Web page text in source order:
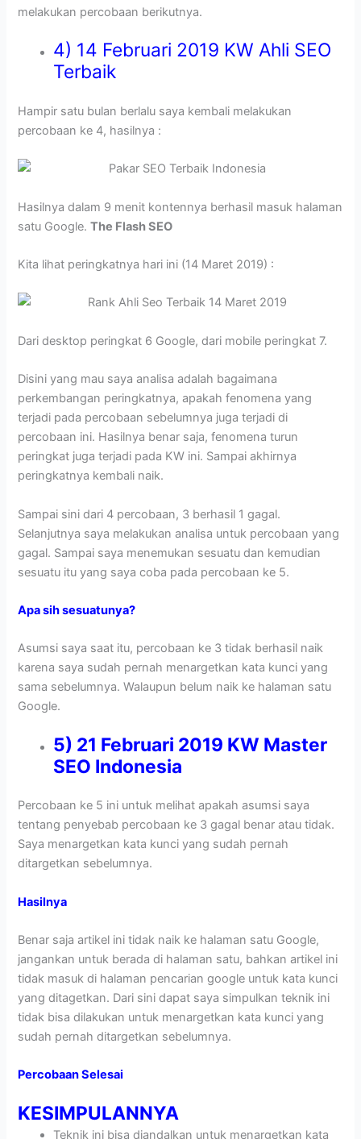
melakukan percobaan berikutnya.
4) 14 Februari 2019 KW Ahli SEO
Terbaik
Hampir satu bulan berlalu saya kembali melakukan
percobaan ke 4, hasilnya :
Hasilnya dalam 9 menit kontennya berhasil masuk halaman
satu Google.The Flash SEO
Kita lihat peringkatnya hari ini (14 Maret 2019) :
Dari desktop peringkat 6 Google, dari mobile peringkat 7.
Disini yang mau saya analisa adalah bagaimana
perkembangan peringkatnya, apakah fenomena yang
terjadi pada percobaan sebelumnya juga terjadi di
percobaan ini. Hasilnya benar saja, fenomena turun
peringkat juga terjadi pada KW ini. Sampai akhirnya
peringkatnya kembali naik.
Sampai sini dari 4 percobaan, 3 berhasil 1 gagal.
Selanjutnya saya melakukan analisa untuk percobaan yang
gagal. Sampai saya menemukan sesuatu dan kemudian
sesuatu itu yang saya coba pada percobaan ke 5.
Apa sih sesuatunya?
Asumsi saya saat itu, percobaan ke 3 tidak berhasil naik
karena saya sudah pernah menargetkan kata kunci yang
sama sebelumnya. Walaupun belum naik ke halaman satu
Google.
5) 21 Februari 2019 KW Master
SEO Indonesia
Percobaan ke 5 ini untuk melihat apakah asumsi saya
tentang penyebab percobaan ke 3 gagal benar atau tidak.
Saya menargetkan kata kunci yang sudah pernah
ditargetkan sebelumnya.
Hasilnya
Benar saja artikel ini tidak naik ke halaman satu Google,
jangankan untuk berada di halaman satu, bahkan artikel ini
tidak masuk di halaman pencarian google untuk kata kunci
yang ditagetkan. Dari sini dapat saya simpulkan teknik ini
tidak bisa dilakukan untuk menargetkan kata kunci yang
sudah pernah ditargetkan sebelumnya.
Percobaan Selesai
KESIMPULANNYA
Teknik ini bisa diandalkan untuk menargetkan kata